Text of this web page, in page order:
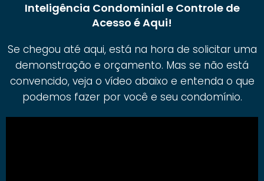
Inteligência Condominial e Controle de
Acesso é Aqui!
Se chegou até aqui, está na hora de solicitar uma
demonstração e orçamento. Mas se não está
convencido, veja o vídeo abaixo e entenda o que
podemos fazer por você e seu condomínio.